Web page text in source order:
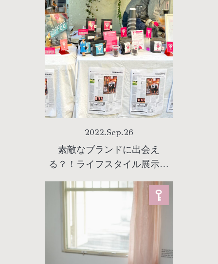
2022.Sep.26
素敵なブランドに出会え
る？！ライフスタイル展示会
た厳選アイテムとブランド